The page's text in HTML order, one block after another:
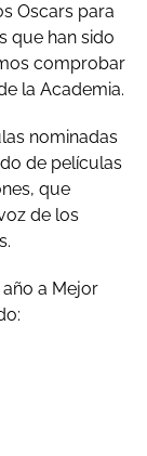
Oscars para
que han sido
comprobar
la Academia.
nominadas
de películas
que
de los
a Mejor